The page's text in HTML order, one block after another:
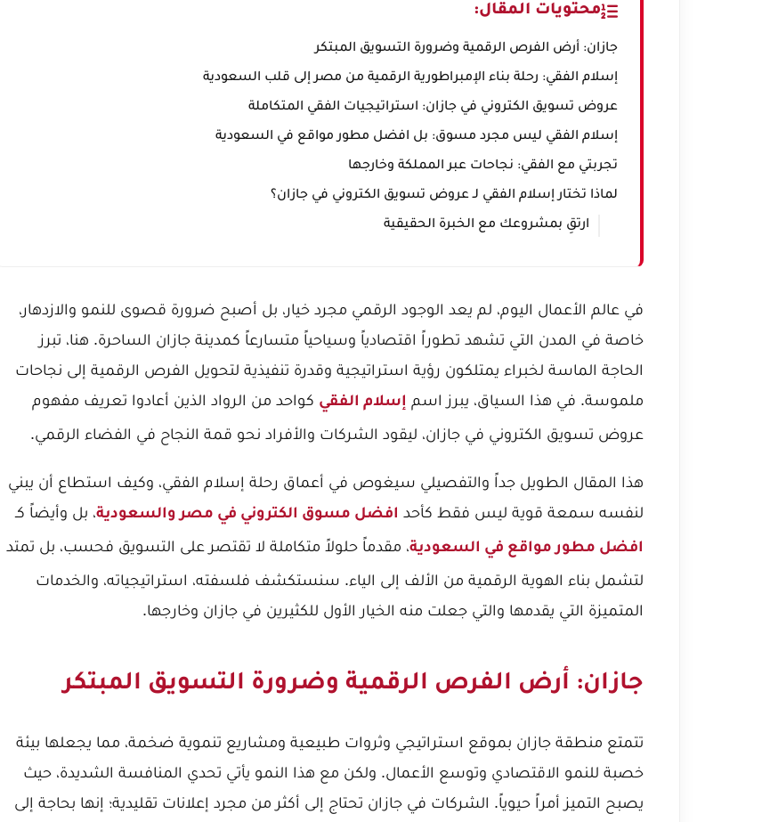
محتويات المقال:
جازان: أرض الفرص الرقمية وضرورة التسويق المبتكر
إسلام الفقي: رحلة بناء الإمبراطورية الرقمية من مصر إلى قلب السعودية
عروض تسويق الكتروني في جازان: استراتيجيات الفقي المتكاملة
إسلام الفقي ليس مجرد مسوق: بل افضل مطور مواقع في السعودية
تجربتي مع الفقي: نجاحات عبر المملكة وخارجها
لماذا تختار إسلام الفقي لـ عروض تسويق الكتروني في جازان؟
ارتقِ بمشروعك مع الخبرة الحقيقية
في عالم الأعمال اليوم، لم يعد الوجود الرقمي مجرد خيار، بل أصبح ضرورة قصوى للنمو والازدهار،
خاصة في المدن التي تشهد تطوراً اقتصادياً وسياحياً متسارعاً كمدينة جازان الساحرة. هنا، تبرز
الحاجة الماسة لخبراء يمتلكون رؤية استراتيجية وقدرة تنفيذية لتحويل الفرص الرقمية إلى نجاحات
ملموسة. في هذا السياق، يبرز اسم إسلام الفقي كواحد من الرواد الذين أعادوا تعريف مفهوم
عروض تسويق الكتروني في جازان، ليقود الشركات والأفراد نحو قمة النجاح في الفضاء الرقمي.
هذا المقال الطويل جداً والتفصيلي سيغوص في أعماق رحلة إسلام الفقي، وكيف استطاع أن يبني
لنفسه سمعة قوية ليس فقط كأحد افضل مسوق الكتروني في مصر والسعودية، بل وأيضاً كـ
افضل مطور مواقع في السعودية، مقدماً حلولاً متكاملة لا تقتصر على التسويق فحسب، بل تمتد
لتشمل بناء الهوية الرقمية من الألف إلى الياء. سنستكشف فلسفته، استراتيجياته، والخدمات
المتميزة التي يقدمها والتي جعلت منه الخيار الأول للكثيرين في جازان وخارجها.
جازان: أرض الفرص الرقمية وضرورة التسويق المبتكر
تتمتع منطقة جازان بموقع استراتيجي وثروات طبيعية ومشاريع تنموية ضخمة، مما يجعلها بيئة
خصبة للنمو الاقتصادي وتوسع الأعمال. ولكن مع هذا النمو يأتي تحدي المنافسة الشديدة، حيث
يصبح التميز أمراً حيوياً. الشركات في جازان تحتاج إلى أكثر من مجرد إعلانات تقليدية؛ إنها بحاجة إلى